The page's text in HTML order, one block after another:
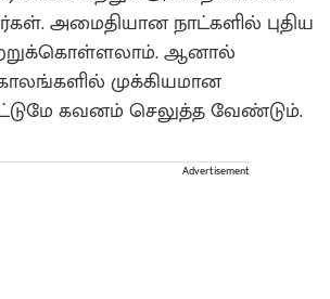
அமைதியான நாட்களில் புதிய
ஆனால்
முக்கியமான
கவனம் செலுத்த வேண்டும்.
Advertisement